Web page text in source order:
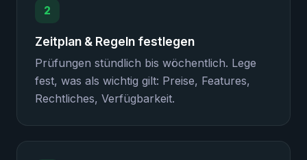
2
Zeitplan & Regeln festlegen
Prüfungen stündlich bis wöchentlich. Lege
fest, was als wichtig gilt: Preise, Features,
Rechtliches, Verfügbarkeit.